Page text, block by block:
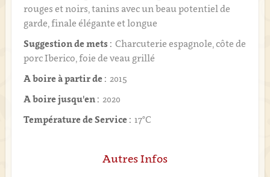
rouges et noirs, tanins avec un beau potentiel de
garde, finale élégante et longue
Suggestion de mets : Charcuterie espagnole, côte de
porc Iberico, foie de veau grillé
A boire à partir de : 2015
A boire jusqu'en : 2020
Température de Service : 17°C
Autres Infos